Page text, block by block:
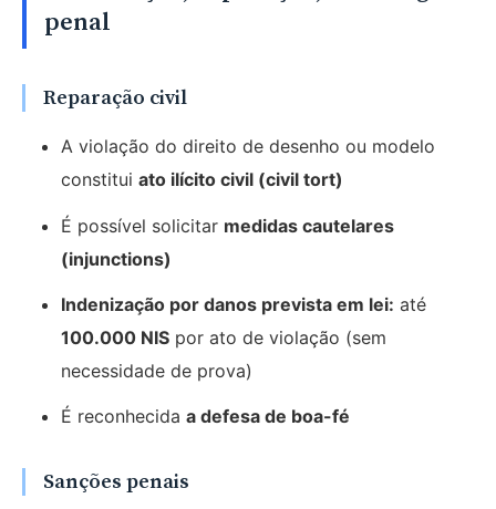
penal
Reparação civil
A violação do direito de desenho ou modelo
constituiato ilícito civil (civil tort)
É possível solicitar medidas cautelares
(injunctions)
Indenização por danos prevista em lei: até
100.000 NIS por ato de violação (sem
necessidade de prova)
É reconhecidaa defesa de boa-fé
Sanções penais